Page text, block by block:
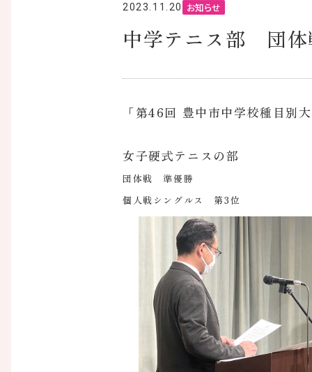
2023.11.20 お知らせ
中学テニス部 団
「第46回 豊中市中学校種目別
女子硬式テニスの部
団体戦 準優勝
個人戦シングルス 第3位